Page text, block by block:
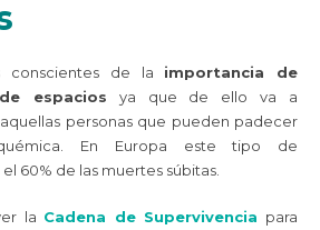
conscientes de la importancia de
espacios ya que de ello va a
personas que pueden padecer
En Europa este tipo de
60% de las muertes súbitas.
la Cadena de Supervivencia para